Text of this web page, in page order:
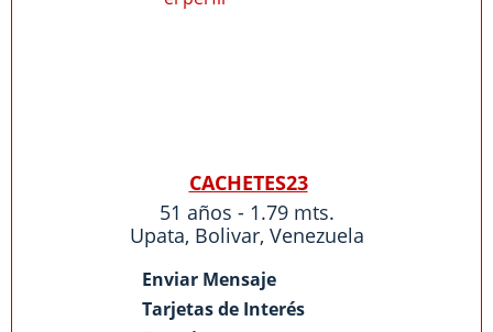
CACHETES23
51 años - 1.79 mts.
Upata, Bolivar, Venezuela
Enviar Mensaje
Tarjetas de Interés